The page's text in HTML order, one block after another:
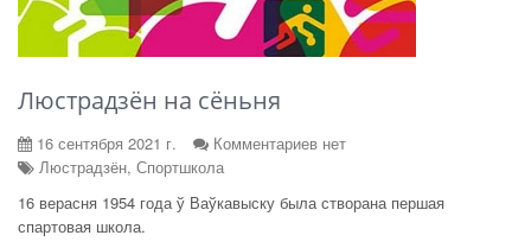
Люстрадзён на сёньня
16 сентября 2021 г.
Комментариев нет
Люстрадзён, Спортшкола
16 верасня 1954 года ў Ваўкавыску была створана першая
спартовая школа.